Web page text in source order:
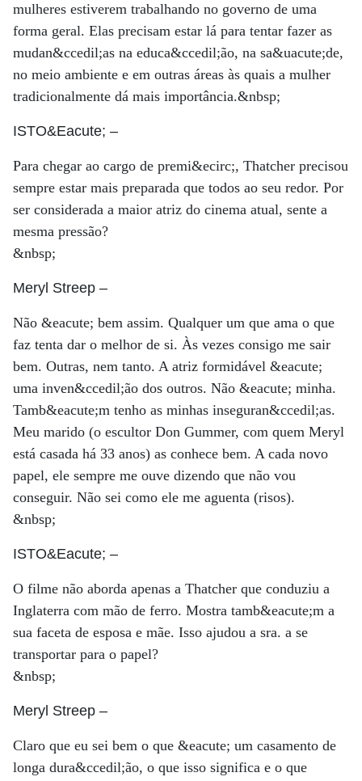
mulheres estiverem trabalhando no governo de uma
forma geral. Elas precisam estar lá para tentar fazer as
mudan&ccedil;as na educa&ccedil;ão, na sa&uacute;de,
no meio ambiente e em outras áreas às quais a mulher
tradicionalmente dá mais importância.&nbsp;
ISTO&Eacute; –
Para chegar ao cargo de premi&ecirc;, Thatcher precisou
sempre estar mais preparada que todos ao seu redor. Por
ser considerada a maior atriz do cinema atual, sente a
mesma pressão?
&nbsp;
Meryl Streep –
Não &eacute; bem assim. Qualquer um que ama o que
faz tenta dar o melhor de si. Às vezes consigo me sair
bem. Outras, nem tanto. A atriz formidável &eacute;
uma inven&ccedil;ão dos outros. Não &eacute; minha.
Tamb&eacute;m tenho as minhas inseguran&ccedil;as.
Meu marido (o escultor Don Gummer, com quem Meryl
está casada há 33 anos) as conhece bem. A cada novo
papel, ele sempre me ouve dizendo que não vou
conseguir. Não sei como ele me aguenta (risos).
&nbsp;
ISTO&Eacute; –
O filme não aborda apenas a Thatcher que conduziu a
Inglaterra com mão de ferro. Mostra tamb&eacute;m a
sua faceta de esposa e mãe. Isso ajudou a sra. a se
transportar para o papel?
&nbsp;
Meryl Streep –
Claro que eu sei bem o que &eacute; um casamento de
longa dura&ccedil;ão, o que isso significa e o que